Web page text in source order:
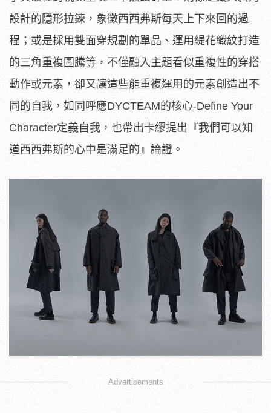
設計的隱形拉鍊，象徵西西弗斯每天上下來回的過
程；或是採用雙面穿規劃的單品、運用緹花織紋打造
的三角重複圖騰等，不僅融入主題看似重複性的穿搭
動作或元素，卻又讓這些能重複運用的元素創造出不
同的自我，如同呼應DYCTEAM的核心-Define Your
Character定義自我，也帶出卡繆提出『我們可以知
道西西弗斯的心中是滿足的』論證。
Advertisements